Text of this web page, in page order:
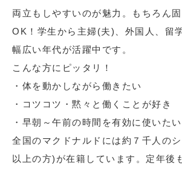
両立もしやすいのが魅力。もちろん
OK！学生から主婦(夫)、外国人、留
幅広い年代が活躍中です。
こんな方にピッタリ！
・体を動かしながら働きたい
・コツコツ・黙々と働くことが好き
・早朝～午前の時間を有効に使いたい
全国のマクドナルドには約７千人の
以上の方)が在籍しています。定年後